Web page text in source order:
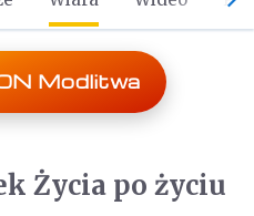
Modlitwa
Życia po życiu